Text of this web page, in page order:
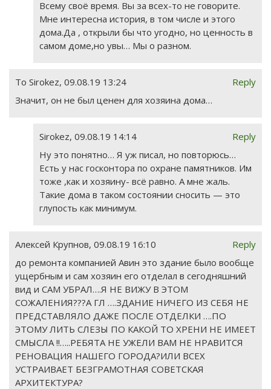
Всему своё время. Вы за всех-то не говорите.
Мне интересна история, в том числе и этого
дома.Да , открыли бы что угодно, но ценность в
самом доме,но увы… Мы о разном.
Reply
To Sirokez, 09.08.19 13:24
Значит, он не был ценен для хозяина дома…
Reply
Sirokez, 09.08.19 14:14
Ну это понятно… Я уж писал, но повторюсь…
Есть у нас госконтора по охране памятников. Им
тоже ,как и хозяину- всё равно. А мне жаль.
Такие дома в таком состоянии сносить — это
глупость как минимум.
Reply
Алексей Крупнов, 09.08.19 16:10
до ремонта компанией Авин это здание было вообще
ущербным и сам хозяин его отделал в сегодняшний
вид и САМ УБРАЛ….Я НЕ ВИЖУ В ЭТОМ
СОЖАЛЕНИЯ???А ГЛ ….ЗДАНИЕ НИЧЕГО ИЗ СЕБЯ НЕ
ПРЕДСТАВЛЯЛО ДАЖЕ ПОСЛЕ ОТДЕЛКИ ….ПО
ЭТОМУ ЛИТЬ СЛЕЗЫ ПО КАКОЙ ТО ХРЕНИ НЕ ИМЕЕТ
СМЫСЛА !!…..РЕБЯТА НЕ УЖЕЛИ ВАМ НЕ НРАВИТСЯ
РЕНОВАЦИЯ НАШЕГО ГОРОДА?ИЛИ ВСЕХ
УСТРАИВАЕТ БЕЗГРАМОТНАЯ СОВЕТСКАЯ
АРХИТЕКТУРА?